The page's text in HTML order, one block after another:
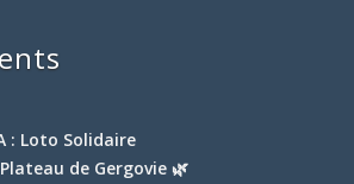
: Loto Solidaire
de Gergovie 🌿